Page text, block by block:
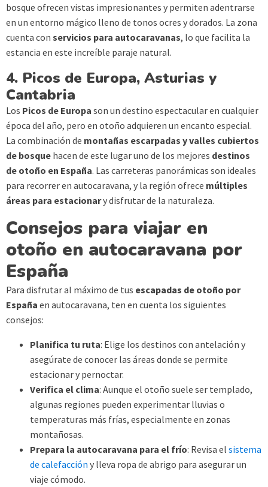
bosque ofrecen vistas impresionantes y permiten adentrarse
en un entorno mágico lleno de tonos ocres y dorados. La zona
cuenta con servicios para autocaravanas, lo que facilita la
estancia en este increíble paraje natural.
4. Picos de Europa, Asturias y
Cantabria
Los Picos de Europa son un destino espectacular en cualquier
época del año, pero en otoño adquieren un encanto especial.
La combinación de montañas escarpadas y valles cubiertos
de bosque hacen de este lugar uno de los mejores destinos
de otoño en España. Las carreteras panorámicas son ideales
para recorrer en autocaravana, y la región ofrece múltiples
áreas para estacionary disfrutar de la naturaleza.
Consejos para viajar en
otoño en autocaravana por
España
Para disfrutar al máximo de tus escapadas de otoño por
España en autocaravana, ten en cuenta los siguientes
consejos:
Planifica tu ruta: Elige los destinos con antelación y
asegúrate de conocer las áreas donde se permite
estacionar y pernoctar.
Verifica el clima: Aunque el otoño suele ser templado,
algunas regiones pueden experimentar lluvias o
temperaturas más frías, especialmente en zonas
montañosas.
Prepara la autocaravana para el frío: Revisa el sistema
de calefacción y lleva ropa de abrigo para asegurar un
viaje cómodo.